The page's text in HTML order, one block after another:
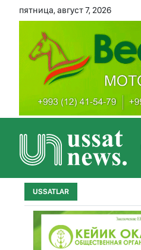
пятница, август 7, 2026
USSATLAR